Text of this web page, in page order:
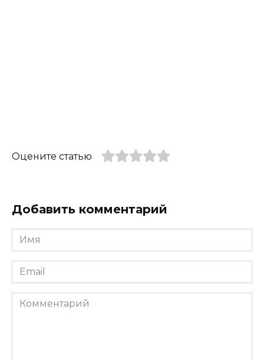
Оцените статью
Добавить комментарий
Имя
*
Email
*
Комментарий